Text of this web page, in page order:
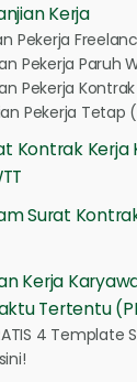
Kerja
Pekerja
Pekerja Paruh
Pekerja
Pekerja Tetap
Kontrak Kerja
Surat
Kerja
Tertentu
4 Template